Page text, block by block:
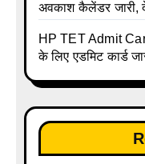
अवकाश कैलेंडर जारी,
talika | Sarkari
Holidays
HP TET Admit
के लिए एडमिट कार्ड